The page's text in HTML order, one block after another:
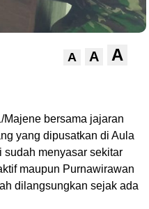
A A A
Majene bersama jajaran
yang dipusatkan di Aula
sudah menyasar sekitar
maupun Purnawirawan
dilangsungkan sejak ada